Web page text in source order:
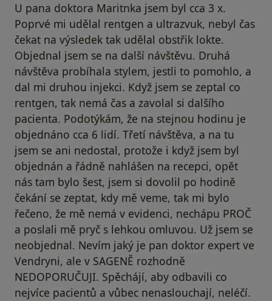
U pana doktora Maritnka jsem byl cca 3 x.
Poprvé mi udělal rentgen a ultrazvuk, nebyl čas
čekat na výsledek tak udělal obstřik lokte.
Objednal jsem se na další návštěvu. Druhá
návštěva probíhala stylem, jestli to pomohlo, a
dal mi druhou injekci. Když jsem se zeptal co
rentgen, tak nemá čas a zavolal si dalšího
pacienta. Podotýkám, že na stejnou hodinu je
objednáno cca 6 lidí. Třetí návštěva, a na tu
jsem se ani nedostal, protože i když jsem byl
objednán a řádně nahlášen na recepci, opět
nás tam bylo šest, jsem si dovolil po hodině
čekání se zeptat, kdy mě veme, tak mi bylo
řečeno, že mě nemá v evidenci, nechápu PROČ
a poslali mě pryč s lehkou omluvou. Už jsem se
neobjednal. Nevím jaký je pan doktor expert ve
Vendryni, ale v SAGENĚ rozhodně
NEDOPORUČUJI. Spěchájí, aby odbavili co
nejvíce pacientů a vůbec nenaslouchají, neléčí.